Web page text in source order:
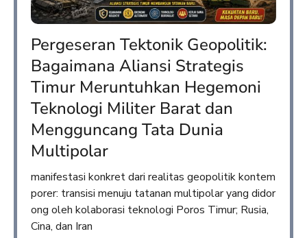
Pergeseran Tektonik Geopolitik:
Bagaimana Aliansi Strategis
Timur Meruntuhkan Hegemoni
Teknologi Militer Barat dan
Mengguncang Tata Dunia
Multipolar
manifestasi konkret dari realitas geopolitik kontem
porer: transisi menuju tatanan multipolar yang didor
ong oleh kolaborasi teknologi Poros Timur; Rusia,
Cina, dan Iran